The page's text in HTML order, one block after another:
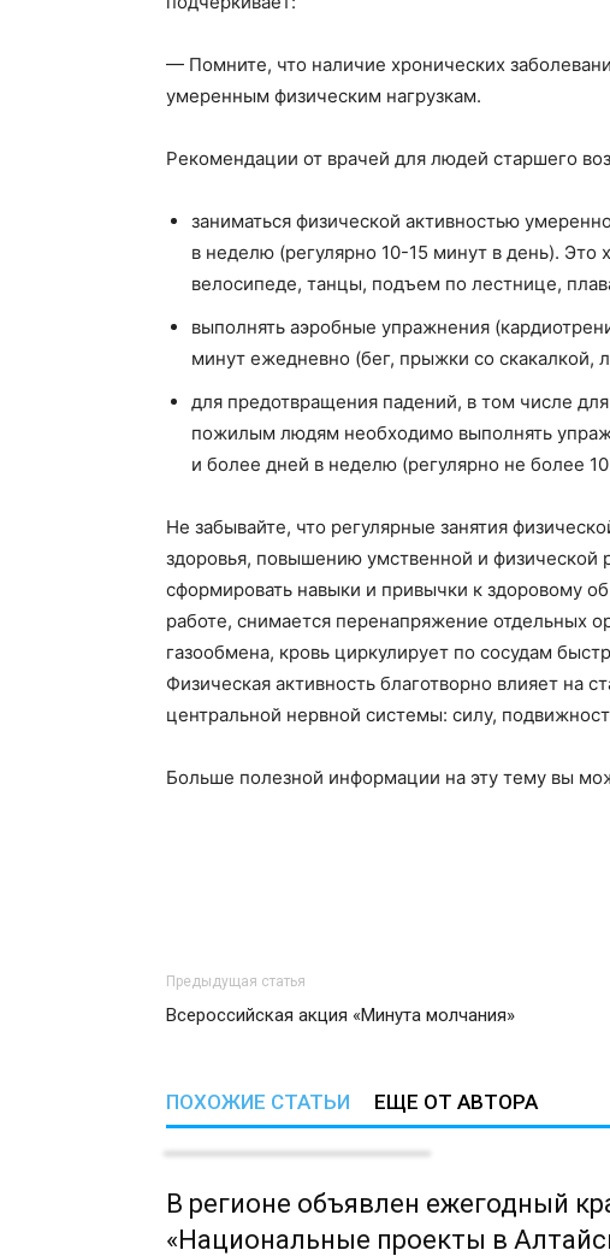
— Помните, что наличие хронических
умеренным физическим нагрузкам.
Рекомендации от врачей для людей старшего
заниматься физической активностью
в неделю (регулярно 10-15 минут в день). Это
велосипеде, танцы, подъем по лестнице,
выполнять аэробные упражнения
минут ежедневно (бег, прыжки со скакалкой,
для предотвращения падений, в том числе
пожилым людям необходимо выполнять
и более дней в неделю (регулярно не более
Не забывайте, что регулярные занятия
здоровья, повышению умственной и физической
сформировать навыки и привычки к здоровому
работе, снимается перенапряжение отдельных
газообмена, кровь циркулирует по сосудам
Физическая активность благотворно влияет на
центральной нервной системы: силу,
Больше полезной информации на эту тему вы
Предыдущая статья
Всероссийская акция «Минута молчания»
ПОХОЖИЕ СТАТЬИ ЕЩЕ ОТ АВТОРА
В регионе объявлен ежегодный
«Национальные проекты в